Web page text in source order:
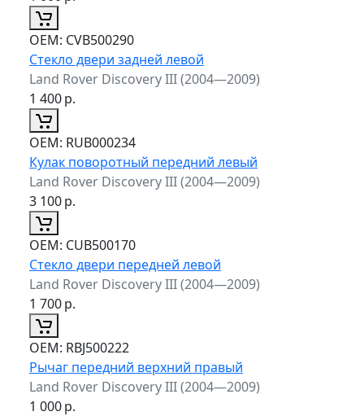
ОЕМ: CVB500290
Стекло двери задней левой
Land Rover Discovery III (2004—2009)
1 400р.
ОЕМ: RUB000234
Кулак поворотный передний левый
Land Rover Discovery III (2004—2009)
3 100р.
ОЕМ: CUB500170
Стекло двери передней левой
Land Rover Discovery III (2004—2009)
1 700р.
ОЕМ: RBJ500222
Рычаг передний верхний правый
Land Rover Discovery III (2004—2009)
1 000р.